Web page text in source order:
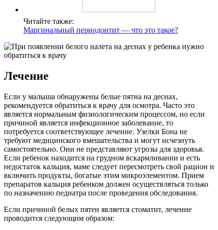
Читайте также:
Маргинальный периодонтит — что это такое?
Лечение
Если у малыша обнаружены белые пятна на деснах,
рекомендуется обратиться к врачу для осмотра. Часто это
является нормальным физиологическим процессом, но если
причиной является инфекционное заболевание, то
потребуется соответствующее лечение. Узелки Бона не
требуют медицинского вмешательства и могут исчезнуть
самостоятельно. Они не представляют угрозы для здоровья.
Если ребенок находится на грудном вскармливании и есть
недостаток кальция, маме следует пересмотреть свой рацион и
включить продукты, богатые этим микроэлементом. Прием
препаратов кальция ребенком должен осуществляться только
по назначению педиатра после проведения обследования.
Если причиной белых пятен является стоматит, лечение
проводится следующим образом: